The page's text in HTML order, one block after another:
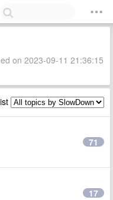
on 2023-09-11 21:36:15
71
17